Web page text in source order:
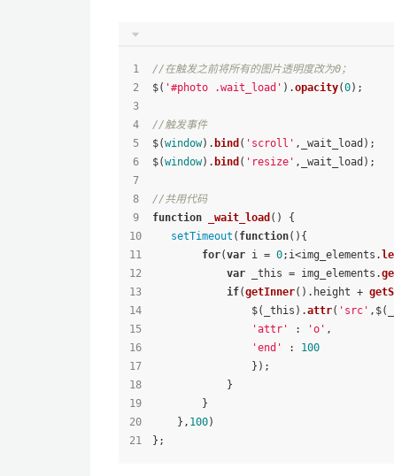
//在触发之前将所有的图片透明度改为0；
$( '#photo .wait_load' ).opacity(0);
//触发事件
$(window). bind ( 'scroll' ,_wait_load);
$(window). bind ( 'resize' ,_wait_load);
//共用代码
function
_wait_load ( ) {
setTimeout ( function( ){
for(var i = 0;i<img_elements.
var _this = img_elements.
if(getInner(). height +
                $(_this).
attr( 'src'
'attr'
: 'o' ,
'end'
: 100
                });
            }
        }
    },
100)
};